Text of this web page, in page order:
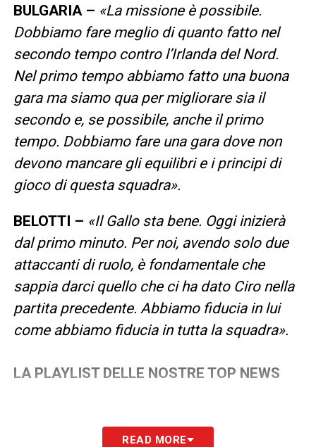
BULGARIA – «La missione è possibile.
Dobbiamo fare meglio di quanto fatto nel
secondo tempo contro l’Irlanda del Nord.
Nel primo tempo abbiamo fatto una buona
gara ma siamo qua per migliorare sia il
secondo e, se possibile, anche il primo
tempo. Dobbiamo fare una gara dove non
devono mancare gli equilibri e i principi di
gioco di questa squadra».
BELOTTI – «Il Gallo sta bene. Oggi inizierà
dal primo minuto. Per noi, avendo solo due
attaccanti di ruolo, è fondamentale che
sappia darci quello che ci ha dato Ciro nella
partita precedente. Abbiamo fiducia in lui
come abbiamo fiducia in tutta la squadra».
LA PLAYLIST DELLE NOSTRE TOP NEWS
READ MORE